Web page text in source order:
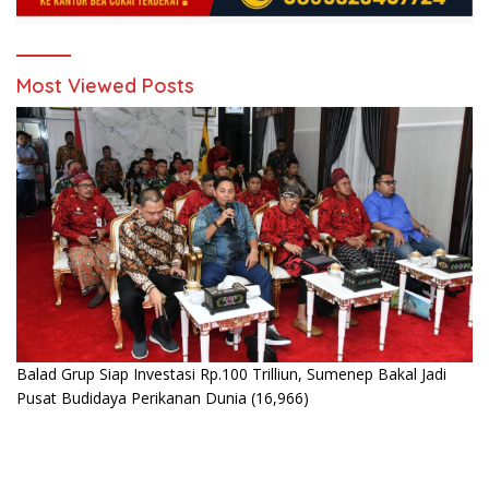
Most Viewed Posts
Balad Grup Siap Investasi Rp.100 Trilliun, Sumenep Bakal Jadi
Pusat Budidaya Perikanan Dunia (16,966)